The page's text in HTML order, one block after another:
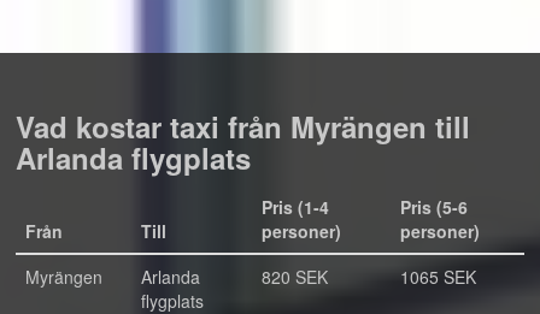
Vad kostar taxi från Myrängen till
Arlanda flygplats
Från Till
Pris (1-4
personer)
Pris (5-6
personer)
Myrängen
Arlanda
flygplats
820 SEK 1065 SEK